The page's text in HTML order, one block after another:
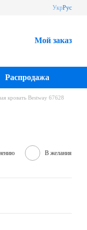
УкрРус
Мой заказ
Распродажа
кровать Bestway 67628
В желания